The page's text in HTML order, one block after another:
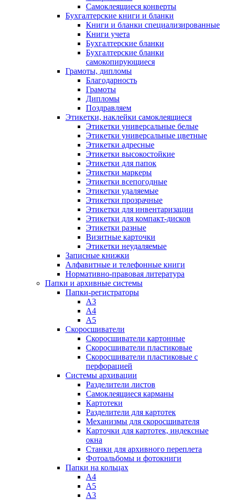
Самоклеящиеся конверты
Бухгалтерские книги и бланки
Книги и бланки специализированные
Книги учета
Бухгалтерские бланки
Бухгалтерские бланки
самокопирующиеся
Грамоты, дипломы
Благодарность
Грамоты
Дипломы
Поздравляем
Этикетки, наклейки самоклеящиеся
Этикетки универсальные белые
Этикетки универсальные цветные
Этикетки адресные
Этикетки высокостойкие
Этикетки для папок
Этикетки маркеры
Этикетки всепогодные
Этикетки удаляемые
Этикетки прозрачные
Этикетки для инвентаризации
Этикетки для компакт-дисков
Этикетки разные
Визитные карточки
Этикетки неудаляемые
Записные книжки
Алфавитные и телефонные книги
Нормативно-правовая литература
Папки и архивные системы
Папки-регистраторы
А3
А4
А5
Скоросшиватели
Скоросшиватели картонные
Скоросшиватели пластиковые
Скоросшиватели пластиковые с
перфорацией
Системы архивации
Разделители листов
Самоклеящиеся карманы
Картотеки
Разделители для картотек
Механизмы для скоросшивателя
Карточки для картотек, индексные
окна
Станки для архивного переплета
Фотоальбомы и фотокниги
Папки на кольцах
А4
А5
А3